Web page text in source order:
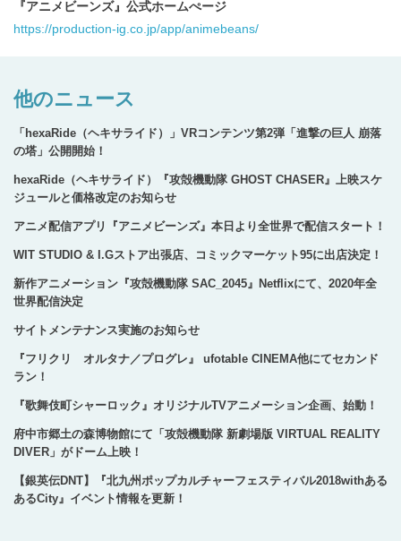
『アニメビーンズ』公式ホームぺージ
https://production-ig.co.jp/app/animebeans/
他のニュース
「hexaRide（ヘキサライド）」VRコンテンツ第2弾「進撃の巨人 崩落
の塔」公開開始！
hexaRide（ヘキサライド）『攻殻機動隊 GHOST CHASER』上映スケ
ジュールと価格改定のお知らせ
アニメ配信アプリ『アニメビーンズ』本日より全世界で配信スタート！
WIT STUDIO & I.Gストア出張店、コミックマーケット95に出店決定！
新作アニメーション『攻殻機動隊 SAC_2045』Netflixにて、2020年全
世界配信決定
サイトメンテナンス実施のお知らせ
『フリクリ オルタナ／プログレ』 ufotable CINEMA他にてセカンド
ラン！
『歌舞伎町シャーロック』オリジナルTVアニメーション企画、始動！
府中市郷土の森博物館にて「攻殻機動隊 新劇場版 VIRTUAL REALITY
DIVER」がドーム上映！
【銀英伝DNT】『北九州ポップカルチャーフェスティバル2018withある
あるCity』イベント情報を更新！